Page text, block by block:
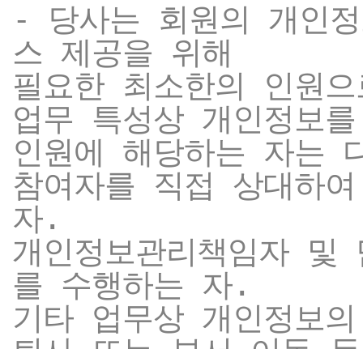
- 당사는 회원의 개인
스 제공을 위해
필요한 최소한의 인원
업무 특성상 개인정보
인원에 해당하는 자는
참여자를 직접 상대하
자.
개인정보관리책임자 및
를 수행하는 자.
기타 업무상 개인정보